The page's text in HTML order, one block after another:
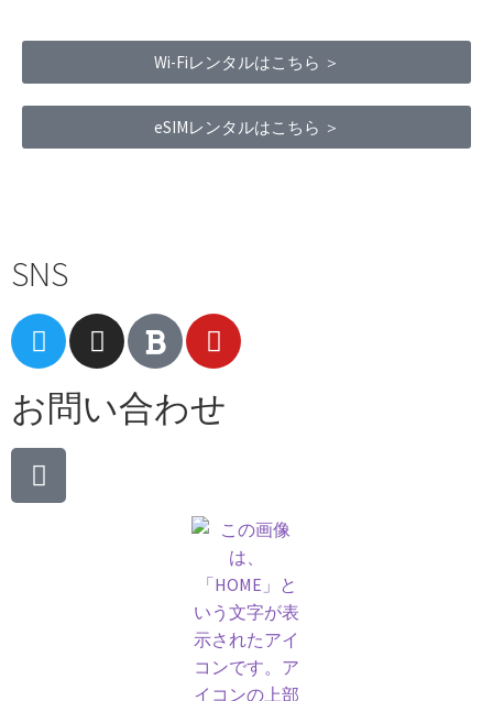
Wi-Fiレンタルはこちら ＞
eSIMレンタルはこちら ＞
SNS
お問い合わせ